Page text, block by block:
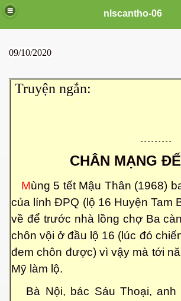
nlscantho-06
09/10/2020
Truyện ngắn:
- - - - - - - - -
CHÂN MẠNG
Mùng 5 tết Mậu Thân (1968)
của lính ĐPQ (lộ 16 Huyện Tam
về để trước nhà lồng chợ Ba
chôn vội ở đầu lộ 16 (lúc đó
đem chôn được) vì vậy mà tới
Mỹ làm lộ.
Bà Nội, bác Sáu Thoại, anh